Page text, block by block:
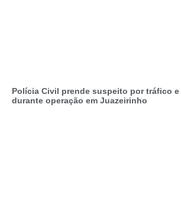
Polícia Civil prende suspeito por tráfico e
durante operação em Juazeirinho